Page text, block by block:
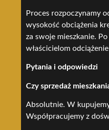
Proces rozpoczynamy
wysokość obciążenia
za swoje mieszkanie.
właścicielom
Pytania i odpowiedzi
Czy sprzedaż
Absolutnie. W
Współpracujemy z